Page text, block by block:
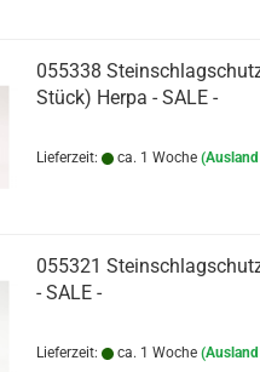
055338
Stück) Herpa - SALE -
Lieferzeit: ca. 1 Woche
055321
- SALE -
Lieferzeit: ca. 1 Woche